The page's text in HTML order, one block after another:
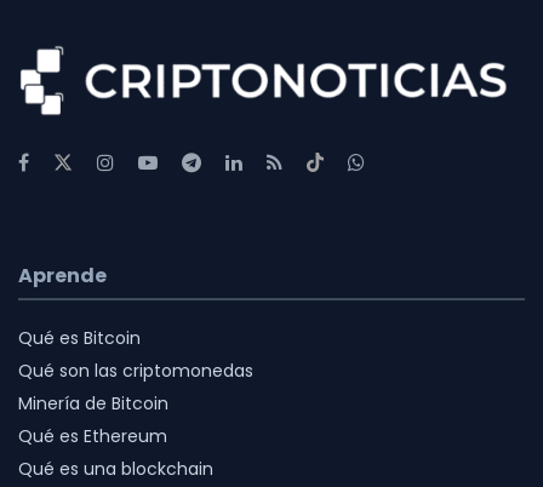
Aprende
Qué es Bitcoin
Qué son las criptomonedas
Minería de Bitcoin
Qué es Ethereum
Qué es una blockchain